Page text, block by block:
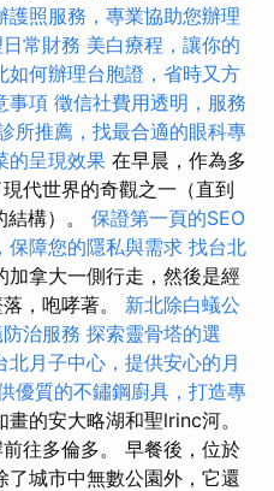
護照服務，專業協助您辦理
常財務 美白療程，讓你的
如何辦理台胞證，省時又方
事項 徵信社費用透明，服務
所推薦，找最合適的眼科專
的呈現效果 在早晨，作為多
代世界的奇觀之一（直到
構）。 保證第一頁的SEO
保障您的隱私與需求 找台北
加拿大一側行走，然後是經
，咆哮著。 新北除白蟻公
治服務 探索靈骨塔的選
北月子中心，提供安心的月
優質的不鏽鋼廚具，打造專
的安大略湖和聖lrinc河。
往多倫多。 早餐後，位於
城市中無數公園外，它還